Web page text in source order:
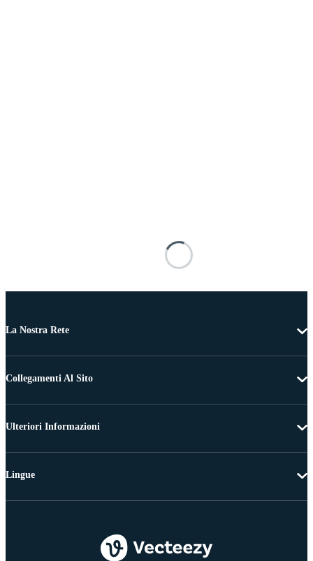
La Nostra Rete
Collegamenti Al Sito
Ulteriori Informazioni
Lingue